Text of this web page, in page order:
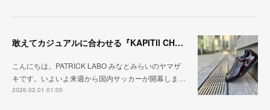
敢えてカジュアルに合わせる『KAPITⅡ CHO』&イベントのご案内
こんにちは。PATRICK LABO みなとみらいのヤマザ
キです。いよいよ来週から国内サッカーが開幕しま…
2026.02.01 01:00